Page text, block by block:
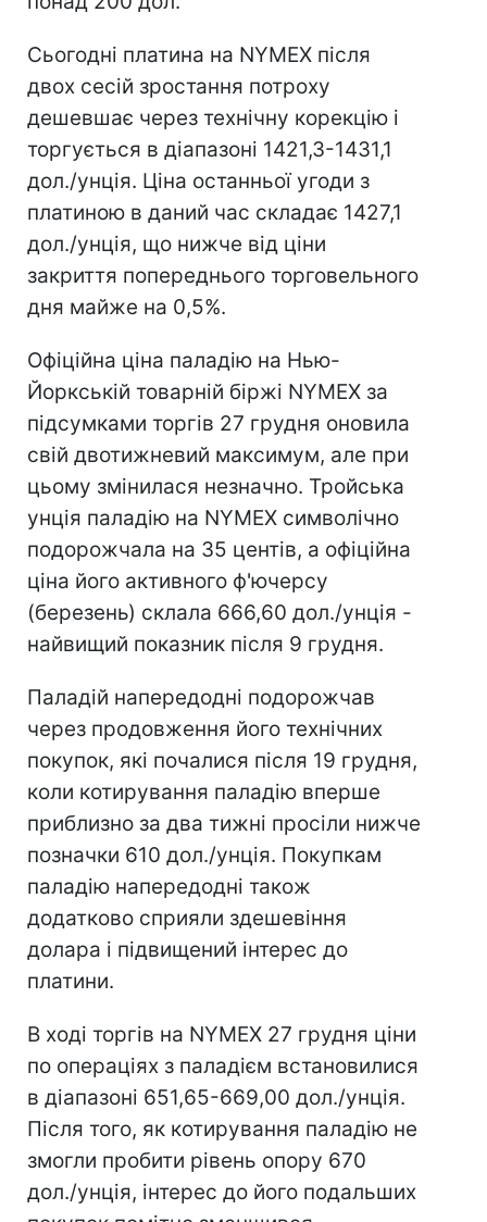
Сьогодні платина на NYMEX після
двох сесій зростання потроху
дешевшає через технічну корекцію і
торгується в діапазоні 1421,3-1431,1
дол./унція. Ціна останньої угоди з
платиною в даний час складає 1427,1
дол./унція, що нижче від ціни
закриття попереднього торговельного
дня майже на 0,5%.
Офіційна ціна паладію на Нью-
Йоркській товарній біржі NYMEX за
підсумками торгів 27 грудня оновила
свій двотижневий максимум, але при
цьому змінилася незначно. Тройська
унція паладію на NYMEX символічно
подорожчала на 35 центів, а офіційна
ціна його активного ф'ючерсу
(березень) склала 666,60 дол./унція -
найвищий показник після 9 грудня.
Паладій напередодні подорожчав
через продовження його технічних
покупок, які почалися після 19 грудня,
коли котирування паладію вперше
приблизно за два тижні просіли нижче
позначки 610 дол./унція. Покупкам
паладію напередодні також
додатково сприяли здешевіння
долара і підвищений інтерес до
платини.
В ході торгів на NYMEX 27 грудня ціни
по операціях з паладієм встановилися
в діапазоні 651,65-669,00 дол./унція.
Після того, як котирування паладію не
змогли пробити рівень опору 670
дол./унція, інтерес до його подальших